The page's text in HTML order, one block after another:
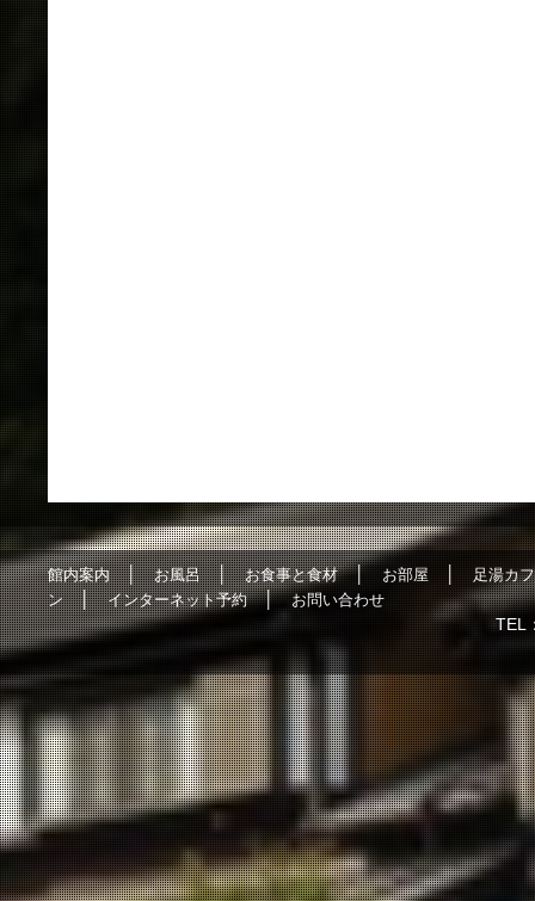
館内案内│お風呂│お食事と食材│ お部屋 │足湯カ
ン│インターネット予約│お問い合わせ
TEL